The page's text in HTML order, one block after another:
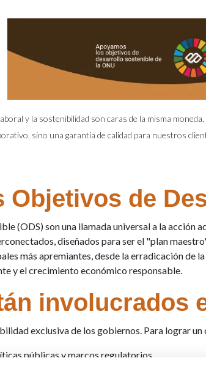
y la sostenibilidad son caras de la misma
sino una garantía de calidad para nuestros
Objetivos de
(ODS) son una llamada universal a la acción
diseñados para ser el "plan
más apremiantes, desde la erradicación de
y el crecimiento económico responsable.
involucrados
exclusiva de los gobiernos. Para lograr
públicas y marcos regulatorios.
Implementando prácticas de gestión ética,